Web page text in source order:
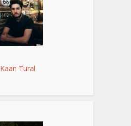
Kaan Tural